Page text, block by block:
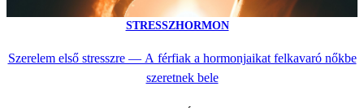
STRESSZHORMON
Szerelem első stresszre — A férfiak a hormonjaikat felkavaró nőkbe
szeretnek bele